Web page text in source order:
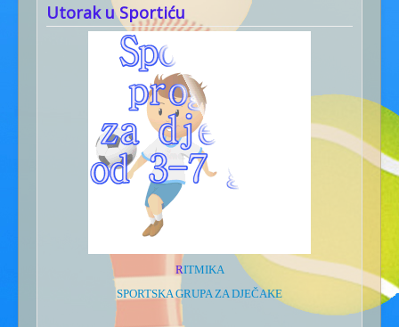
Utorak u Sportiću
RITMIKA
SPORTSKA GRUPA ZA DJEČAKE